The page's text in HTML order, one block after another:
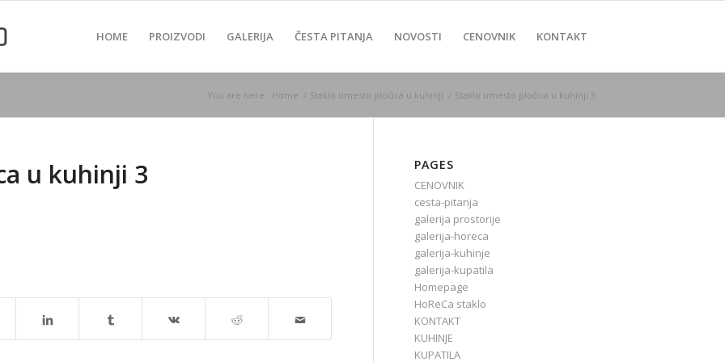
HOME PROIZVODI GALERIJA ČESTA PITANJA NOVOSTI CENOVNIK KONTAKT
You are here: Home / Staklo umesto pločica u kuhinji / Staklo umesto pločica u kuhinji 3
u kuhinji 3 PAGES
CENOVNIK
cesta-pitanja
galerija prostorije
galerija-horeca
galerija-kuhinje
galerija-kupatila
Homepage
HoReCa staklo
KONTAKT
KUHINJE
KUPATILA